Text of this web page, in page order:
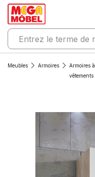
Meubles Armoires
Armoires à
vêtements